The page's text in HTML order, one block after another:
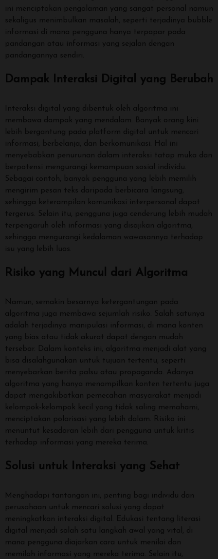
ini menciptakan pengalaman yang sangat personal namun
sekaligus menimbulkan masalah, seperti terjadinya bubble
informasi di mana pengguna hanya terpapar pada
pandangan atau informasi yang sejalan dengan
pandangannya sendiri.
Dampak Interaksi Digital yang Berubah
Interaksi digital yang dibentuk oleh algoritma ini
membawa dampak yang mendalam. Banyak orang kini
lebih bergantung pada platform digital untuk mencari
informasi, berbelanja, dan berkomunikasi. Hal ini
menyebabkan penurunan dalam interaksi tatap muka dan
berpotensi mengurangi kemampuan sosial individu.
Sebagai contoh, banyak pengguna yang lebih memilih
mengirim pesan teks daripada berbicara langsung,
sehingga keterampilan komunikasi interpersonal dapat
tergerus. Selain itu, pengguna juga cenderung lebih mudah
terpengaruh oleh informasi yang disajikan algoritma,
sehingga mengurangi kedalaman wawasannya terhadap
isu yang lebih luas.
Risiko yang Muncul dari Algoritma
Namun, semakin besarnya ketergantungan pada
algoritma juga membawa sejumlah risiko. Salah satunya
adalah terjadinya manipulasi informasi, di mana konten
yang bias atau tidak akurat dapat dengan mudah
tersebar. Dalam konteks ini, algoritma menjadi alat yang
bisa disalahgunakan untuk tujuan tertentu, seperti
menyebarkan berita palsu atau propaganda. Adanya
algoritma yang hanya menampilkan konten tertentu juga
dapat mengakibatkan pemecahan masyarakat menjadi
kelompok-kelompok kecil yang tidak saling memahami,
menciptakan polarisasi yang lebih dalam. Risiko ini
menuntut kesadaran lebih dari pengguna untuk kritis
terhadap informasi yang mereka terima.
Solusi untuk Interaksi yang Sehat
Menghadapi tantangan ini, penting bagi individu dan
perusahaan untuk mencari solusi yang dapat
meningkatkan interaksi digital. Edukasi tentang literasi
digital menjadi salah satu langkah awal yang vital, di
mana pengguna diajarkan cara untuk menilai dan
memilah informasi yang mereka terima. Selain itu,